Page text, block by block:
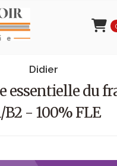
Didier
essentielle du
B2 - 100% FLE